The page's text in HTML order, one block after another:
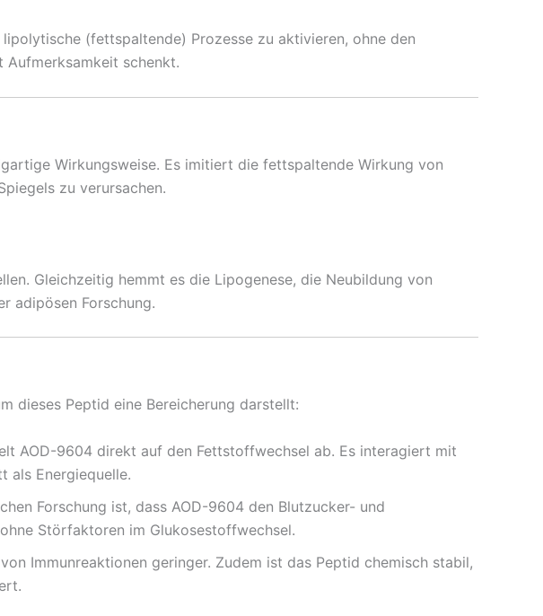
(fettspaltende) Prozesse zu aktivieren, ohne den
Aufmerksamkeit schenkt.
Wirkungsweise. Es imitiert die fettspaltende Wirkung von
zu verursachen.
Gleichzeitig hemmt es die Lipogenese, die Neubildung von
adipösen Forschung.
dieses Peptid eine Bereicherung darstellt:
AOD-9604 direkt auf den Fettstoffwechsel ab. Es interagiert mit
als Energiequelle.
Forschung ist, dass AOD-9604 den Blutzucker- und
Störfaktoren im Glukosestoffwechsel.
Immunreaktionen geringer. Zudem ist das Peptid chemisch stabil,